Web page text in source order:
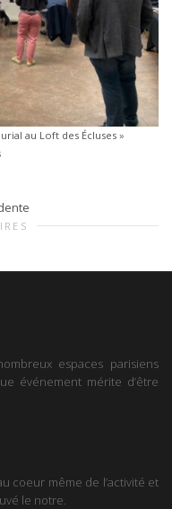
au Loft des Écluses»
espaces parisiens
événement mérite d’être
coeur même de l’activité et
le notre.